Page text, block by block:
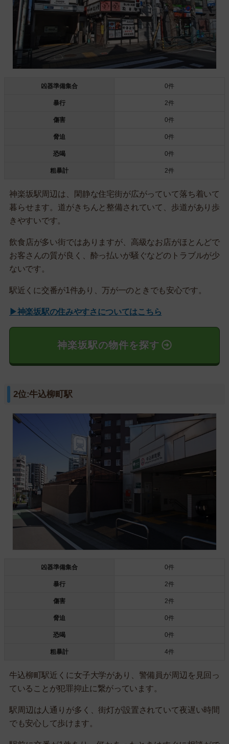
凶器準備集合 0件
暴行 2件
傷害 0件
脅迫 0件
恐喝 0件
粗暴計 2件
神楽坂駅周辺は、閑静な住宅街が広がっていて落ち着いて
暮らせます。道がきちんと整備されていて、歩道があり歩
きやすいです。
飲食店が多い街ではありますが、高級なお店がほとんどで
お客さんの質が良く、酔っ払いが騒ぐなどのトラブルが少
ないです。
駅近くに交番が1件あり、万が一のときでも安心です。
▶神楽坂駅の住みやすさについてはこちら
神楽坂駅の物件を探す
2位:牛込柳町駅
凶器準備集合 0件
暴行 2件
傷害 2件
脅迫 0件
恐喝 0件
粗暴計 4件
牛込柳町駅近くに女子大学があり、警備員が周辺を見回っ
ていることが犯罪抑止に繋がっています。
駅周辺は人通りが多く、街灯が設置されていて夜遅い時間
でも安心して歩けます。